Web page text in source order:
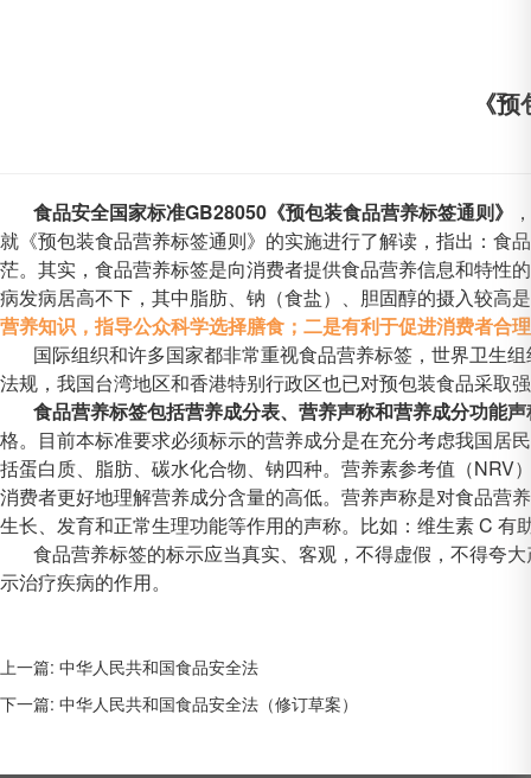
《
食品安全国家标准GB28050《预包装食品营养标签通则》
就《预包装食品营养标签通则》的实施进行了解读，指出：食
茫。其实，食品营养标签是向消费者提供食品营养信息和特性
病发病居高不下，其中脂肪、钠（食盐）、胆固醇的摄入较高
营养知识，指导公众科学选择膳食；二是有利于促进消费者合
国际组织和许多国家都非常重视食品营养标签，世界卫生
法规，我国台湾地区和香港特别行政区也已对预包装食品采取
食品营养标签包括营养成分表、营养声称和营养成分功能
格。目前本标准要求必须标示的营养成分是在充分考虑我国居
括蛋白质、脂肪、碳水化合物、钠四种。营养素参考值（
消费者更好地理解营养成分含量的高低。营养声称是对食品营
生长、发育和正常生理功能等作用的声称。比如：维生素 C 有
食品营养标签的标示应当真实、客观，不得虚假，不得夸
示治疗疾病的作用。
上一篇: 中华人民共和国食品安全法
下一篇: 中华人民共和国食品安全法（修订草案）